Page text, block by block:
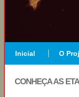
Inicial O
CONHEÇA AS